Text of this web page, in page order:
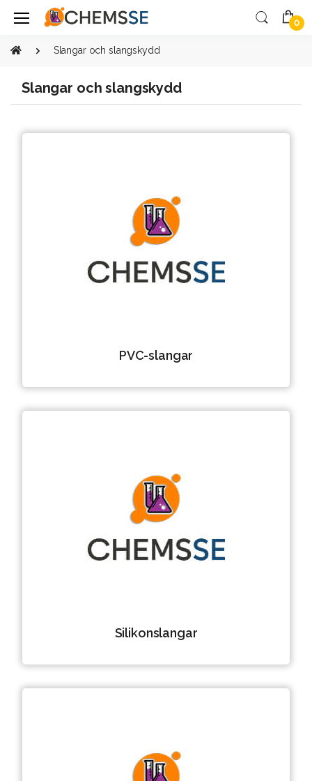
0
Slangar och slangskydd
Slangar och slangskydd
PVC-slangar
Silikonslangar